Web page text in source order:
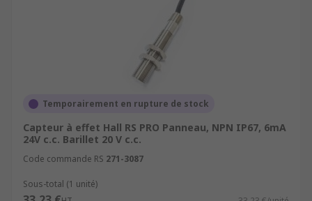
Temporairement en rupture de stock
Capteur à effet Hall RS PRO Panneau, NPN IP67, 6mA
24V c.c. Barillet 20 V c.c.
Code commande RS 271-3087
Sous-total (1 unité)